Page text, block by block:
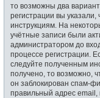
то возможны два
регистрации вы
инструкциям. На
учётные записи были
администратором до
процессе регистрации.
следуйте полученным
получено, то возможно,
он заблокирован спам-
правильный адрес email,